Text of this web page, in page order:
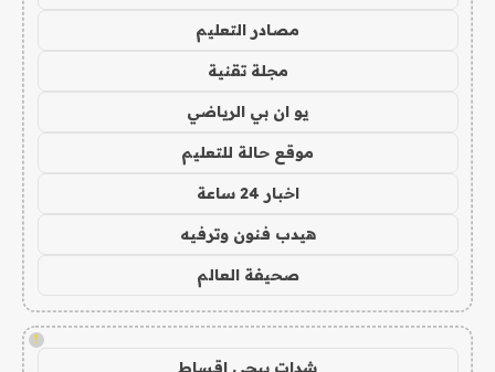
مصادر التعليم
مجلة تقنية
يو ان بي الرياضي
موقع حالة للتعليم
اخبار 24 ساعة
هيدب فنون وترفيه
صحيفة العالم
!
شدات ببجي اقساط